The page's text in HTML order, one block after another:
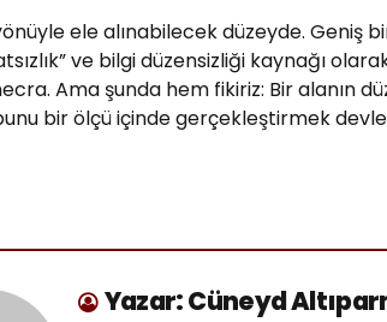
ele alınabilecek düzeyde. Geniş
ve bilgi düzensizliği kaynağı
Ama şunda hem fikiriz: Bir alanın
bir ölçü içinde gerçekleştirmek
Yazar: Cüneyd